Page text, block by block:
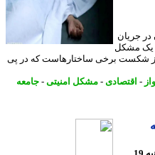
مشکل
برخی ساختارهاست که در پی
اقتصادی-مشکل امنیتی-جامعه